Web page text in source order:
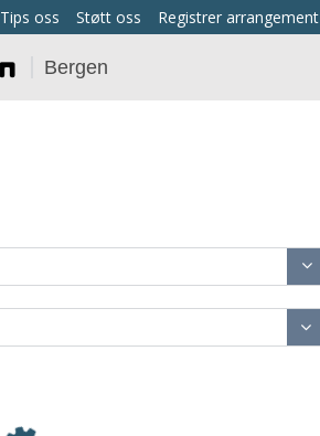
Tips oss Støtt oss Registrer arrangement
Bergen